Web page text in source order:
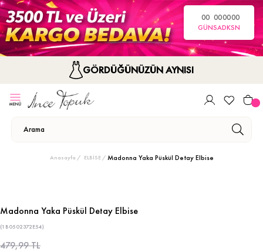
00
GÜN
00
SA
00
DK
00
SN
GÖRDÜĞÜNÜZÜN AYNISI
Anasayfa ELBİSE Madonna Yaka Püskül Detay Elbise
Madonna Yaka Püskül Detay Elbise
(1B0502372E54)
479,99 TL